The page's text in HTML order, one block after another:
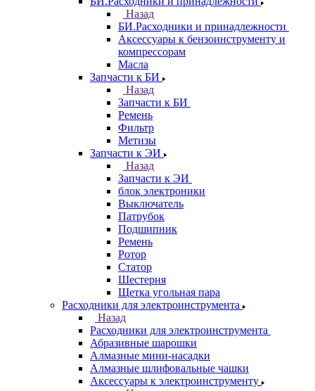
Назад
БИ.Расходники и принадлежности
Аксессуары к бензоинструменту и
компрессорам
Масла
Запчасти к БИ
Назад
Запчасти к БИ
Ремень
Фильтр
Метизы
Запчасти к ЭИ
Назад
Запчасти к ЭИ
блок электроники
Выключатель
Патрубок
Подшипник
Ремень
Ротор
Статор
Шестерня
Щетка угольная пара
Расходники для электроинструмента
Назад
Расходники для электроинструмента
Абразивные шарошки
Алмазные мини-насадки
Алмазные шлифовальные чашки
Аксессуары к электроинструменту